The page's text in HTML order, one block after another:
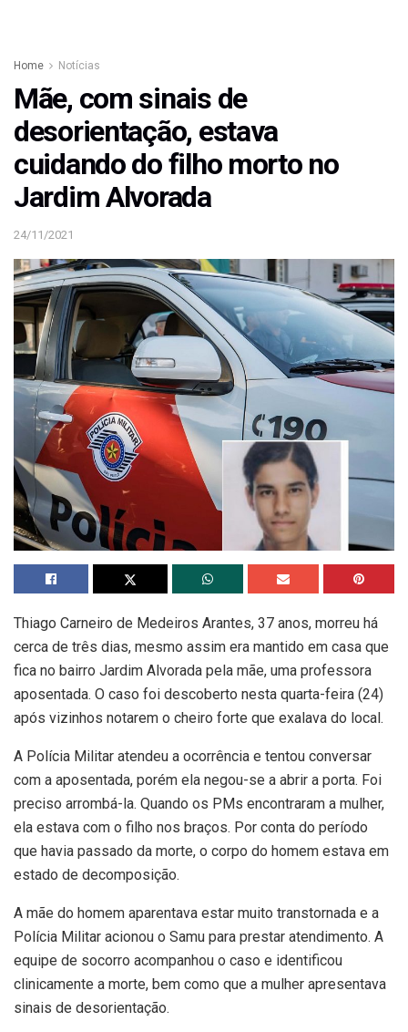
Home Notícias
Mãe, com sinais de
desorientação, estava
cuidando do filho morto no
Jardim Alvorada
24/11/2021
Thiago Carneiro de Medeiros Arantes, 37 anos, morreu há
cerca de três dias, mesmo assim era mantido em casa que
fica no bairro Jardim Alvorada pela mãe, uma professora
aposentada. O caso foi descoberto nesta quarta-feira (24)
após vizinhos notarem o cheiro forte que exalava do local.
A Polícia Militar atendeu a ocorrência e tentou conversar
com a aposentada, porém ela negou-se a abrir a porta. Foi
preciso arrombá-la. Quando os PMs encontraram a mulher,
ela estava com o filho nos braços. Por conta do período
que havia passado da morte, o corpo do homem estava em
estado de decomposição.
A mãe do homem aparentava estar muito transtornada e a
Polícia Militar acionou o Samu para prestar atendimento. A
equipe de socorro acompanhou o caso e identificou
clinicamente a morte, bem como que a mulher apresentava
sinais de desorientação.